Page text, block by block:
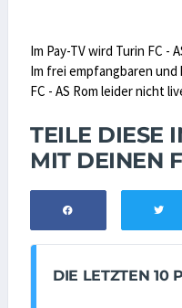
Im Pay-TV wird Turin FC -
Im frei empfangbaren
FC - AS Rom leider nicht
TEILE DIESE
MIT DEINEN
DIE LETZTEN 10